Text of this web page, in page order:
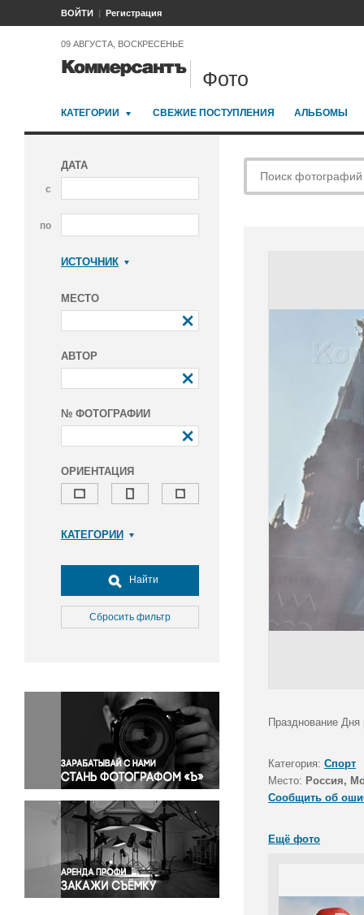
ВОЙТИ Регистрация
09 АВГУСТА, ВОСКРЕСЕНЬЕ
Фото
КАТЕГОРИИ СВЕЖИЕ ПОСТУПЛЕНИЯ АЛЬБОМЫ
ДАТА
с
по
ИСТОЧНИК
МЕСТО
АВТОР
№ ФОТОГРАФИИ
ОРИЕНТАЦИЯ
КАТЕГОРИИ
Досуг, туризм и отдых
Культура
Медицина
Окружающая среда
Политика
Правосудие
Происшествия и конфликты
Религия
Светская жизнь
Спорт
Экология
Экономика и бизнес
Найти
Сбросить фильтр
Празднование
Категория: Спорт
Место: Россия,
Сообщить об
Ещё фото